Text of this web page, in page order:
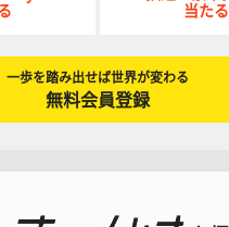
当たる
一歩を踏み出せば世界が変わる
無料会員登録